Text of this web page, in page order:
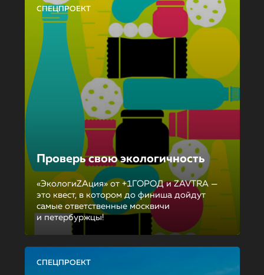
СПЕЦПРОЕКТ
Проверь свою экологичность
«ЭкологиZAция» от +1ГОРОД и ZAVTRA —
это квест, в котором до финиша дойдут
самые ответственные москвичи
и петербуржцы!
СПЕЦПРОЕКТ